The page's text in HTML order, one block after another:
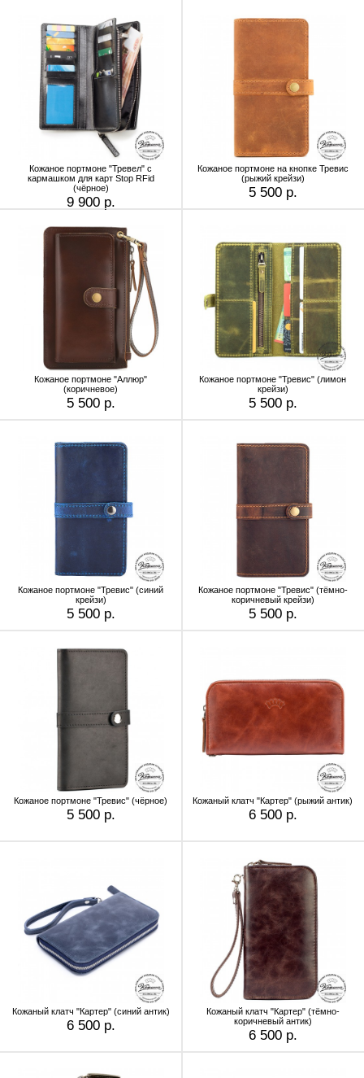
Кожаное портмоне "Тревел" с
кармашком для карт Stop RFid
(чёрное)
9 900 р.
Кожаное портмоне на кнопке Тревис
(рыжий крейзи)
5 500 р.
Кожаное портмоне "Аллюр"
(коричневое)
5 500 р.
Кожаное портмоне "Тревис" (лимон
крейзи)
5 500 р.
Кожаное портмоне "Тревис" (синий
крейзи)
5 500 р.
Кожаное портмоне "Тревис" (тёмно-
коричневый крейзи)
5 500 р.
Кожаное портмоне "Тревис" (чёрное)
5 500 р.
Кожаный клатч "Картер" (рыжий антик)
6 500 р.
Кожаный клатч "Картер" (синий антик)
6 500 р.
Кожаный клатч "Картер" (тёмно-
коричневый антик)
6 500 р.